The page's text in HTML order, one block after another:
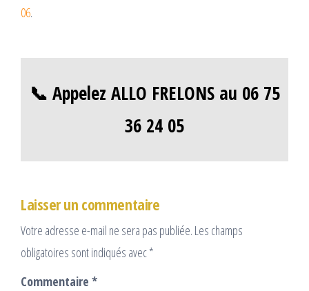
06.
📞 Appelez ALLO FRELONS au 06 75
36 24 05
Laisser un commentaire
Votre adresse e-mail ne sera pas publiée. Les champs
obligatoires sont indiqués avec*
Commentaire *